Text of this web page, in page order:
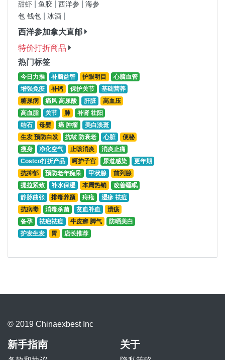
甜虾
鱼胶 西洋参
海参
包 钱包
冰酒
西洋参加拿大直邮
特价打折商品
热门标签
今日力推 补脑益智 护眼明目
心脑血管
增强免疫
补钙 保护关节
基础营养
糖尿病
痛风 高尿酸 肝脏
高血压
高血脂
关节 肺
补肾 壮阳
结石
母婴 癌 肿瘤
美白淡斑
生发 预防白发
抗皱 防衰老 心脏
便秘
瘦身
净化空气 止咳消炎
消炎止痛
Costco打折产品
呵护子宫 尿道感染
更年期
抗抑郁
预防老年痴呆 甲状腺
前列腺
提拉紧致
补水保湿 本周热销
改善睡眠
静脉曲张
排毒养颜 痔疮
湿疹 祛痘
抗病毒
消毒杀菌 贫血补血
溃疡
备孕
祛疤祛痘 牛皮癣 脚气
防晒美白
护发生发
胃 店长推荐
© 2019 Chinaexbest Inc
新手指南 关于